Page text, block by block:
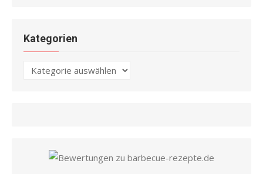
Kategorien
Kategorien